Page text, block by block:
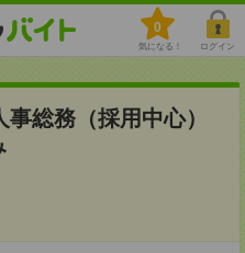
0
気になる！ ログイン
事総務（採用中心）